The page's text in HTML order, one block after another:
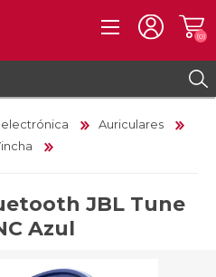
(0)
Auriculares
JBL Tune
Azul